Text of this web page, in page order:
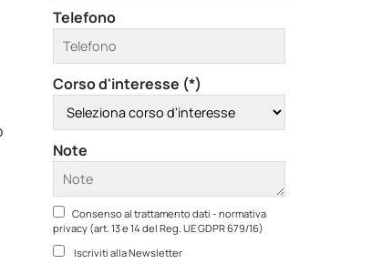
Telefono
Corso d'interesse (*)
Note
Consenso al trattamento dati - normativa
privacy (art. 13 e 14 del Reg. UE GDPR 679/16)
Iscriviti alla Newsletter